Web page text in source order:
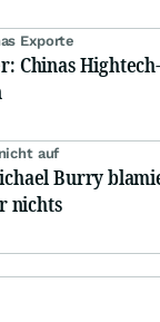
Exporte
Chinas
auf
Burry
nichts